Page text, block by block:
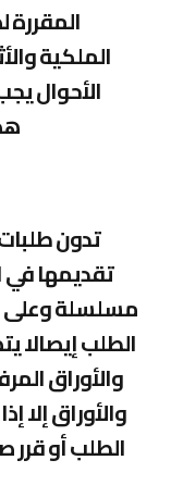
الملكية
الأحوال
تدون
تقديمها
مسلسلة وعلى
الطلب إيصالا
والأوراق
والأوراق إلا
الطلب أو قرر